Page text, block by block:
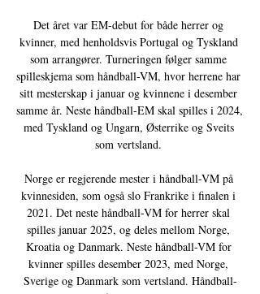
Det året var EM-debut for både herrer og
kvinner, med henholdsvis Portugal og Tyskland
som arrangører. Turneringen følger samme
spilleskjema som håndball-VM, hvor herrene har
sitt mesterskap i januar og kvinnene i desember
samme år. Neste håndball-EM skal spilles i 2024,
med Tyskland og Ungarn, Østerrike og Sveits
som vertsland.
Norge er regjerende mester i håndball-VM på
kvinnesiden, som også slo Frankrike i finalen i
2021. Det neste håndball-VM for herrer skal
spilles januar 2025, og deles mellom Norge,
Kroatia og Danmark. Neste håndball-VM for
kvinner spilles desember 2023, med Norge,
Sverige og Danmark som vertsland. Håndball-